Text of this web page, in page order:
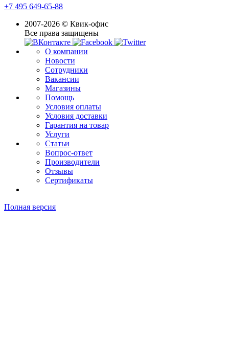
+7 495 649-65-88
2007-2026 © Квик-офис
Все права защищены
О компании
Новости
Сотрудники
Вакансии
Магазины
Помощь
Условия оплаты
Условия доставки
Гарантия на товар
Услуги
Статьи
Вопрос-ответ
Производители
Отзывы
Сертификаты
Полная версия